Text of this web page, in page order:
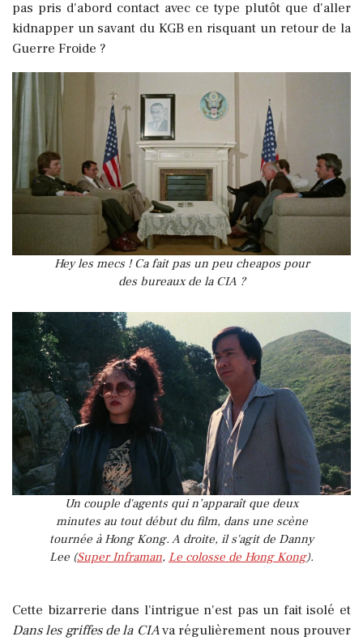
pas pris d'abord contact avec ce type plutôt que d'aller
kidnapper un savant du KGB en risquant un retour de la
Guerre Froide ?
Hey les mecs ! Ca fait pas un peu cheapos pour
des bureaux de la CIA ?
Un couple d'agents qui n’apparaît que deux
minutes au tout début du film, dans une scène
tournée à Hong Kong. A droite, il s'agit de Danny
Lee (Super Inframan, Le colosse de Hong Kong).
Cette bizarrerie dans l'intrigue n'est pas un fait isolé et
Dans les griffes de la CIAva régulièrement nous prouver